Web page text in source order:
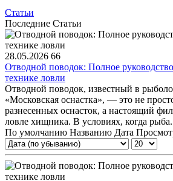
Статьи
Последние Статьи
28.05.2026 66
Отводной поводок: Полное
технике ловли
Отводной поводок, известный в
«Московская оснастка», — это не
разнесенных оснасток, а настоящий
ловле хищника. В условиях, когда
По умолчанию Названию Дата